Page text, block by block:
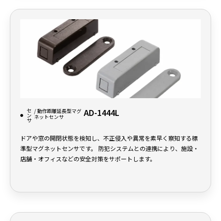
セ
ン
サ
/ 動作距離延長型マグ
ネットセンサ
AD-1444L
ドアや窓の開閉状態を検知し、不正侵入や異常を素早く察知する標
準型マグネットセンサです。 防犯システムとの連携により、施設・
店舗・オフィスなどの安全対策をサポートします。